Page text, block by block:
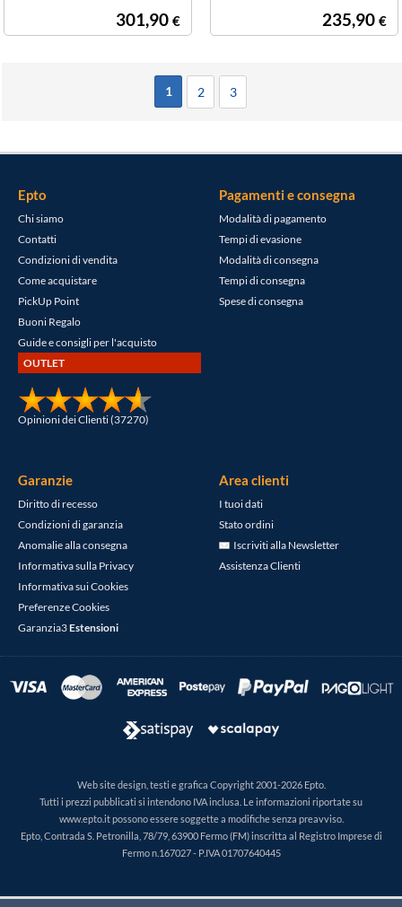
301,90 € 235,90 €
1 2 3
Epto
Chi siamo
Contatti
Condizioni di vendita
Come acquistare
PickUp Point
Buoni Regalo
Guide e consigli per l'acquisto
OUTLET
Opinioni dei Clienti (37270)
Pagamenti e consegna
Modalità di pagamento
Tempi di evasione
Modalità di consegna
Tempi di consegna
Spese di consegna
Garanzie
Diritto di recesso
Condizioni di garanzia
Anomalie alla consegna
Informativa sulla Privacy
Informativa sui Cookies
Preferenze Cookies
Garanzia3Estensioni
Area clienti
I tuoi dati
Stato ordini
Iscriviti alla Newsletter
Assistenza Clienti
Web site design, testi e grafica Copyright 2001-2026 Epto.
Tutti i prezzi pubblicati si intendono IVA inclusa. Le informazioni riportate su
www.epto.it possono essere soggette a modifiche senza preavviso.
Epto, Contrada S. Petronilla, 78/79, 63900 Fermo (FM) inscritta al Registro Imprese di
Fermo n.167027 - P.IVA 01707640445